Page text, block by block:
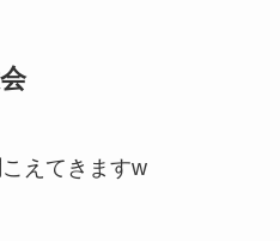
えてきますw